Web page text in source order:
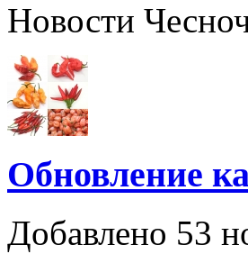
Новости
Обновление
Добавлено 53